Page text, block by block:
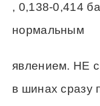
, 0,138-0,414
нормальным
явлением. НЕ
в шинах сразу